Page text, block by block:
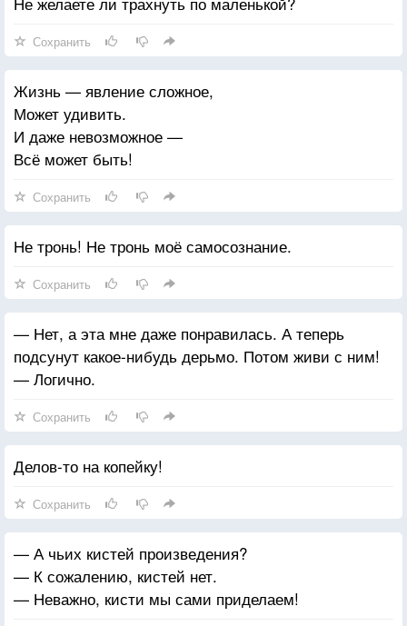
Сохранить
Жизнь — явление сложное,
Может удивить.
И даже невозможное —
Всё может быть!
Сохранить
Не тронь! Не тронь моё самосознание.
Сохранить
— Нет, а эта мне даже понравилась. А теперь
подсунут какое-нибудь дерьмо. Потом живи с ним!
— Логично.
Сохранить
Делов-то на копейку!
Сохранить
— А чьих кистей произведения?
— К сожалению, кистей нет.
— Неважно, кисти мы сами приделаем!